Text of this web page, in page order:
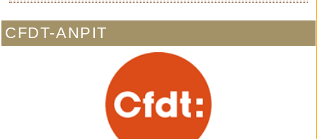
CFDT-ANPIT